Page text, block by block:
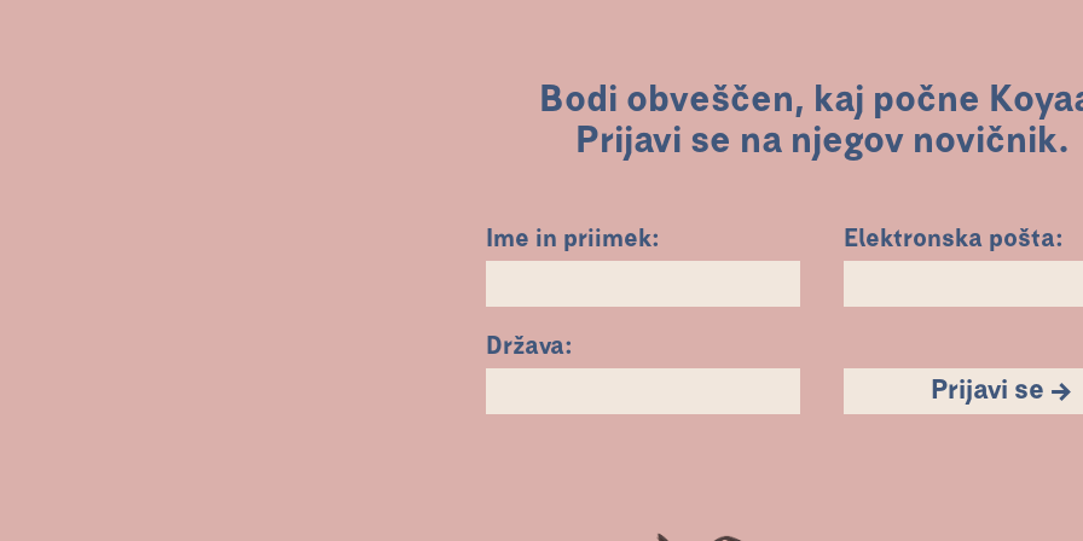
Bodi obveščen, kaj počne
Prijavi se na njegov novičnik.
Ime in priimek: Elektronska pošta:
Država:
Prijavi se →